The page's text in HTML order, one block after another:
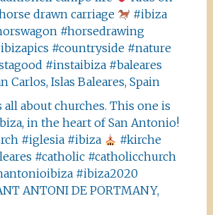
drawn carriage
#ibiza
#horsedrawing
#countryside #nature
#instaibiza #baleares
Carlos, Islas Baleares, Spain
all about churches. This one is
in the heart of San Antonio!
#iglesia #ibiza
#kirche
#catholic #catholicchurch
#ibiza2020
ANTONI DE PORTMANY,